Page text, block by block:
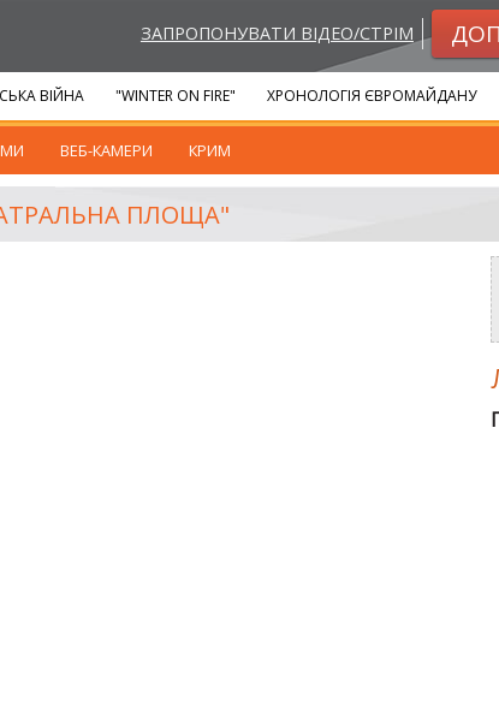
ЗАПРОПОНУВАТИ ВІДЕО/СТРІМ
ВЕБ-КАМЕРИ КРИМ
ВІЙНА "WINTER ON FIRE" ХРОНОЛОГІЯ ЄВРОМАЙДАНУ
ПЛОЩА"